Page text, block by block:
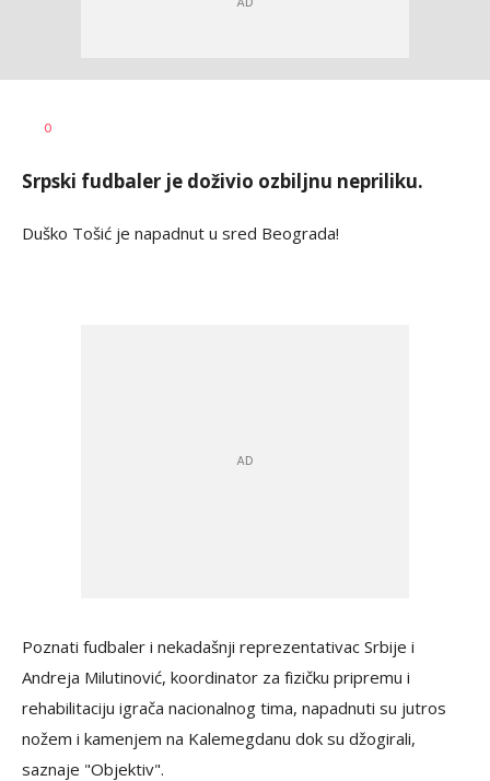
AUTOR
0
Srpski fudbaler je doživio ozbiljnu nepriliku.
Duško Tošić je napadnut u sred Beograda!
Poznati fudbaler i nekadašnji reprezentativac Srbije i
Andreja Milutinović, koordinator za fizičku pripremu i
rehabilitaciju igrača nacionalnog tima, napadnuti su jutros
nožem i kamenjem na Kalemegdanu dok su džogirali,
saznaje "Objektiv".